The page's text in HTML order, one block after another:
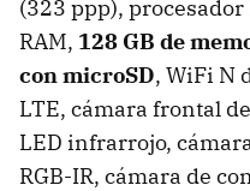
(323 ppp), procesador
RAM, 128 GB de
con microSD, WiFi N
LTE, cámara frontal
LED infrarrojo,
RGB-IR, cámara de